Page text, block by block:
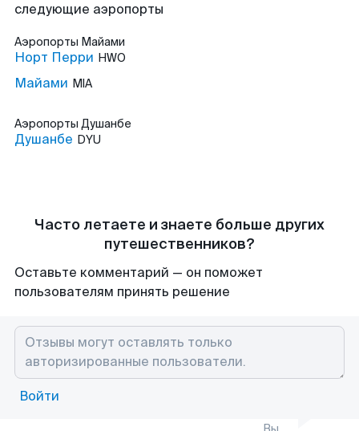
следующие аэропорты
Аэропорты Майами
Норт Перри HWO
Майами MIA
Аэропорты Душанбе
Душанбе DYU
Часто летаете и знаете больше других
путешественников?
Оставьте комментарий — он поможет
пользователям принять решение
Войти